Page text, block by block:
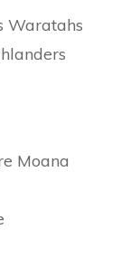
Waratahs
Moana